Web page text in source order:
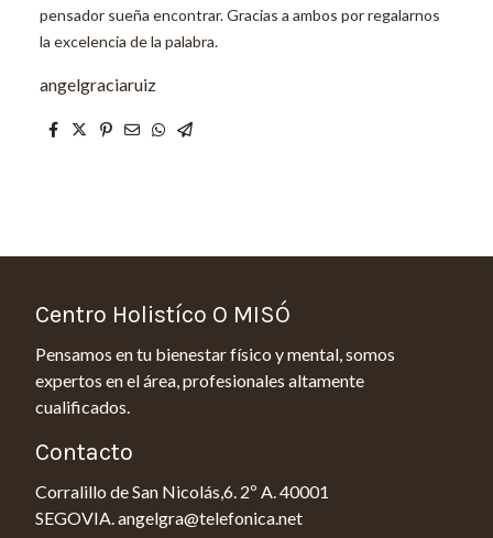
pensador sueña encontrar. Gracias a ambos por regalarnos
la excelencia de la palabra.
angelgraciaruiz
Centro Holistíco O MISÓ
Pensamos en tu bienestar físico y mental, somos
expertos en el área, profesionales altamente
cualificados.
Contacto
Corralillo de San Nicolás,6. 2º A. 40001
SEGOVIA. angelgra@telefonica.net